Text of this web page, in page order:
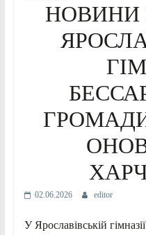
НОВИНИ
02.06.2026 editor
У Ярославівській